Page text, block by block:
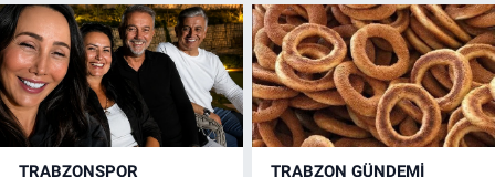
TRABZONSPOR TRABZON GÜNDEMİ